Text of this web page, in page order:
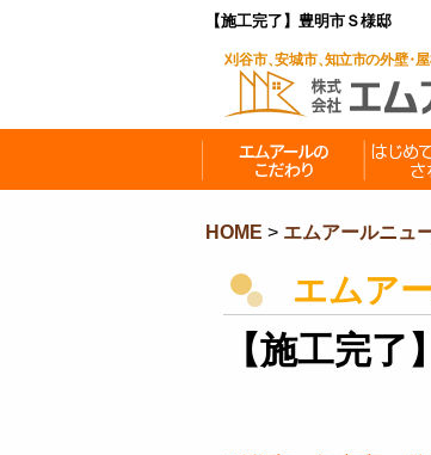
【施工完了】豊明市Ｓ様邸
HOME > エムアールニュ
エムア
【施工完